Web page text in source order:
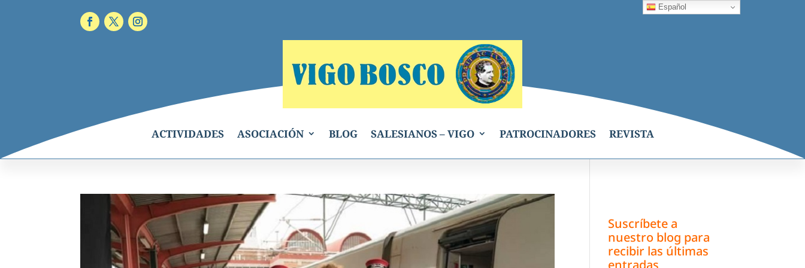
ACTIVIDADES ASOCIACIÓN BLOG SALESIANOS – VIGO PATROCINADORES REVISTA
Suscríbete a
nuestro blog para
recibir las últimas
entradas
Español